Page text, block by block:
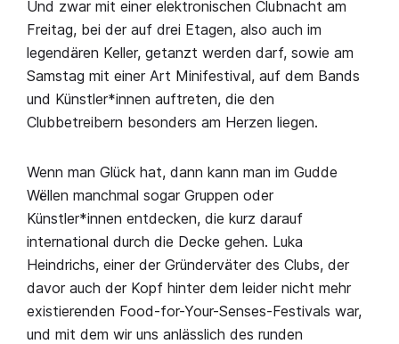
Und zwar mit einer elektronischen Clubnacht am
Freitag, bei der auf drei Etagen, also auch im
legendären Keller, getanzt werden darf, sowie am
Samstag mit einer Art Minifestival, auf dem Bands
und Künstler*innen auftreten, die den
Clubbetreibern besonders am Herzen liegen.
Wenn man Glück hat, dann kann man im Gudde
Wëllen manchmal sogar Gruppen oder
Künstler*innen entdecken, die kurz darauf
international durch die Decke gehen. Luka
Heindrichs, einer der Gründerväter des Clubs, der
davor auch der Kopf hinter dem leider nicht mehr
existierenden Food-for-Your-Senses-Festivals war,
und mit dem wir uns anlässlich des runden